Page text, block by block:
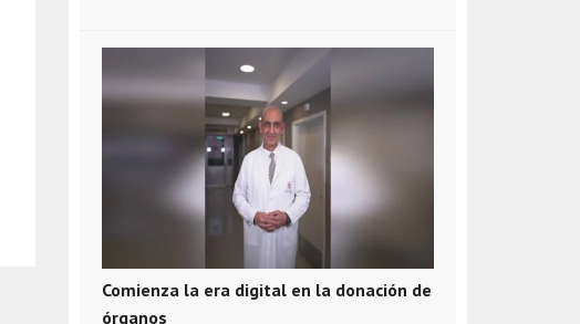
Comienza la era digital en la donación de
órganos